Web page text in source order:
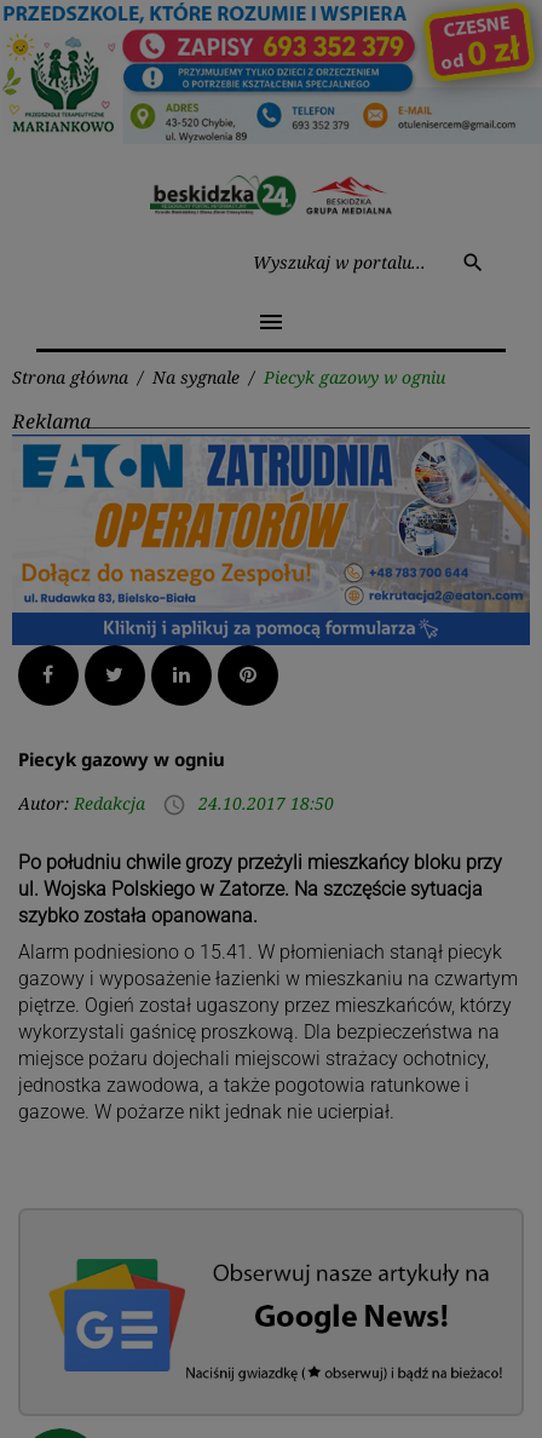
Przejdź
do
treści
search
menu
Strona główna / Na sygnale / Piecyk gazowy w ogniu
Reklama
Facebook Twitter LinkedInPinterest
Piecyk gazowy w ogniu
Autor: Redakcja access_time 24.10.2017 18:50
Po południu chwile grozy przeżyli mieszkańcy bloku przy
ul. Wojska Polskiego w Zatorze. Na szczęście sytuacja
szybko została opanowana.
Alarm podniesiono o 15.41. W płomieniach stanął piecyk
gazowy i wyposażenie łazienki w mieszkaniu na czwartym
piętrze. Ogień został ugaszony przez mieszkańców, którzy
wykorzystali gaśnicę proszkową. Dla bezpieczeństwa na
miejsce pożaru dojechali miejscowi strażacy ochotnicy,
jednostka zawodowa, a także pogotowia ratunkowe i
gazowe. W pożarze nikt jednak nie ucierpiał.